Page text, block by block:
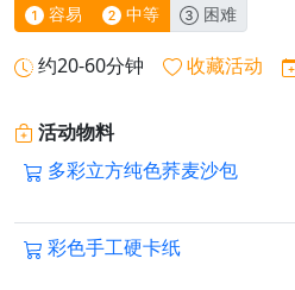
容易 中等 困难
约20-60分钟 收藏活动
活动物料
多彩立方纯色荞麦沙包
彩色手工硬卡纸